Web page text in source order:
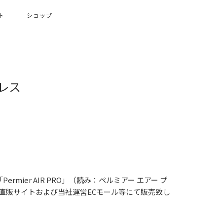
ショップ
ス
AIR PRO」（読み：ペルミアー エアー プ
サイトおよび当社運営ECモール等にて販売致し